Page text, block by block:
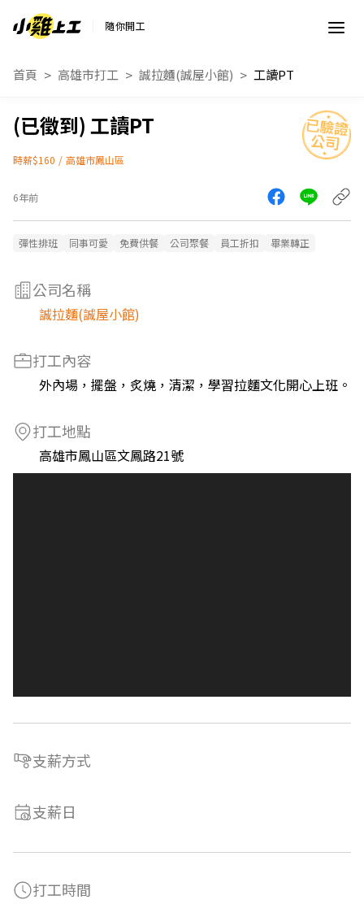
隨你開工
首頁 高雄市打工 誠拉麵(誠屋小館) 工讀PT
工讀PT
時薪$160 / 高雄市鳳山區
6年前
彈性排班 同事可愛 免費供餐 公司聚餐 員工折扣 畢業轉正
公司名稱
誠拉麵(誠屋小館)
打工內容
外內場，擺盤，炙燒，清潔，學習拉麵文化開心上班。
打工地點
高雄市鳳山區文鳳路21號
支薪方式
支薪日
打工時間